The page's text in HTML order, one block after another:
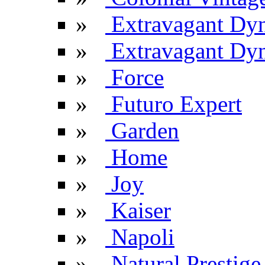
»
Extravagant
»
Extravagant
»
Force
»
Futuro Expert
»
Garden
»
Home
»
Joy
»
Kaiser
»
Napoli